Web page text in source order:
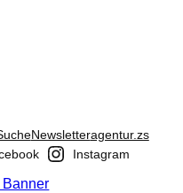
Newsletteragentur.zs
Instagram